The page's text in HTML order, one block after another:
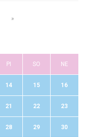
»
PI SO NE
14 15 16
21 22 23
28 29 30